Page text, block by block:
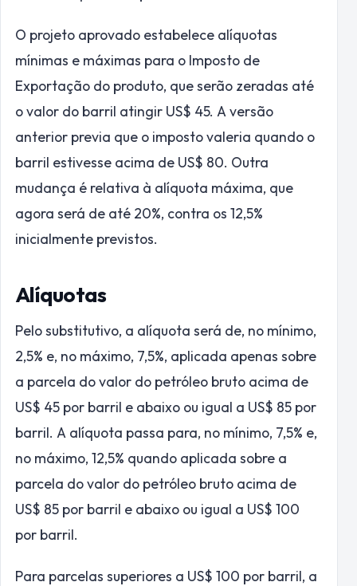
O projeto aprovado estabelece alíquotas
mínimas e máximas para o Imposto de
Exportação do produto, que serão zeradas até
o valor do barril atingir US$ 45. A versão
anterior previa que o imposto valeria quando o
barril estivesse acima de US$ 80. Outra
mudança é relativa à alíquota máxima, que
agora será de até 20%, contra os 12,5%
inicialmente previstos.
Alíquotas
Pelo substitutivo, a alíquota será de, no mínimo,
2,5% e, no máximo, 7,5%, aplicada apenas sobre
a parcela do valor do petróleo bruto acima de
US$ 45 por barril e abaixo ou igual a US$ 85 por
barril. A alíquota passa para, no mínimo, 7,5% e,
no máximo, 12,5% quando aplicada sobre a
parcela do valor do petróleo bruto acima de
US$ 85 por barril e abaixo ou igual a US$ 100
por barril.
Para parcelas superiores a US$ 100 por barril, a